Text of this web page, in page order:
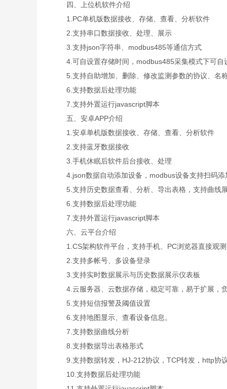
四、上位机软件介绍
1.PC单机版数据接收、存储、查看、分析软件
2.支持串口数据接收、处理、展示
3.支持json字符串、modbus485等通信方式
4.可自设置存储时间，modbus485采集模式下可自
5.支持自助增加、删除、修改监测参数的协议、名
6.支持数据后处理功能
7.支持外置运行javascript脚本
五、安卓APP介绍
1.安卓单机版数据接收、存储、查看、分析软件
2.支持蓝牙数据接收
3.手机休眠后软件后台接收、处理
4.json数据自动添加设备，modbus设备支持扫码添
5.支持历史数据查看、分析、导出表格，支持曲线
6.支持数据后处理功能
7.支持外置运行javascript脚本
六、云平台介绍
1.CS架构软件平台，支持手机、PC浏览器直接观测
2.支持多帐号、多设备登录
3.支持实时数据展示与历史数据展示仪表板
4.云服务器、云数据存储，稳定可靠，易于扩展，
5.支持短信报警及阈值设置
6.支持地图显示、查看设备信息。
7.支持数据曲线分析
8.支持数据导出表格形式
9.支持数据转发，HJ-212协议，TCP转发，http协
10.支持数据后处理功能